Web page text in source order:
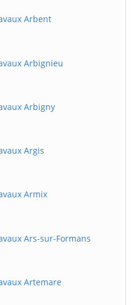
Arbent
Arbignieu
Arbigny
Argis
Armix
Ars-sur-Formans
Artemare